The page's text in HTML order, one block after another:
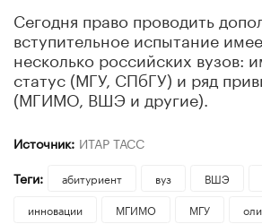
Сегодня право проводить
вступительное испытание
несколько российских
статус (МГУ, СПбГУ) и ряд
(МГИМО, ВШЭ и другие).
Источник: ИТАР ТАСС
Теги:
абитуриент вуз ВШЭ
инновации
МГИМО МГУ